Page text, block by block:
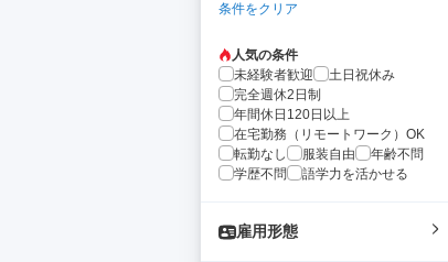
条件をクリア
人気の条件
未経験者歓迎
土日祝休み
完全週休2日制
年間休日120日以上
在宅勤務（リモートワーク）OK
転勤なし
服装自由
年齢不問
学歴不問
語学力を活かせる
雇用形態